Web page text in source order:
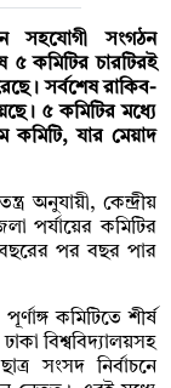
সহযোগী সংগঠন
৫ কমিটির চারটিরই
সর্বশেষ রাকিব-
৫ কমিটির মধ্যে
যার মেয়াদ
অনুযায়ী, কেন্দ্রীয়
পর্যায়ের কমিটির
পর বছর পার
কমিটিতে শীর্ষ
ঢাকা বিশ্ববিদ্যালয়সহ
সংসদ নির্বাচনে